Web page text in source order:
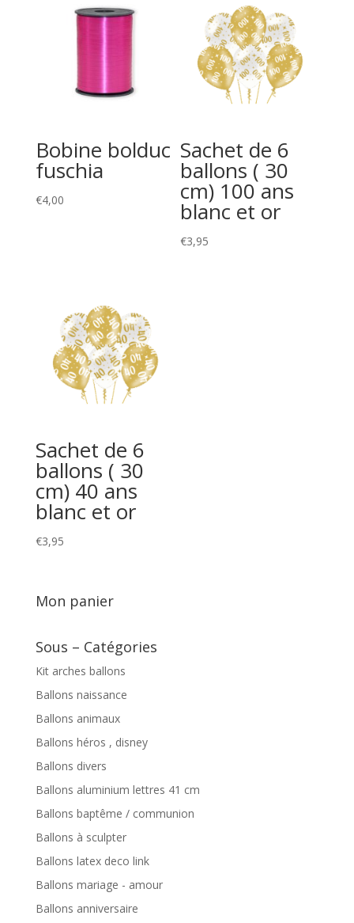
Bobine bolduc
fuschia
€4,00
Sachet de 6
ballons ( 30
cm) 100 ans
blanc et or
€3,95
Sachet de 6
ballons ( 30
cm) 40 ans
blanc et or
€3,95
Mon panier
Sous – Catégories
Kit arches ballons
Ballons naissance
Ballons animaux
Ballons héros , disney
Ballons divers
Ballons aluminium lettres 41 cm
Ballons baptême / communion
Ballons à sculpter
Ballons latex deco link
Ballons mariage - amour
Ballons anniversaire